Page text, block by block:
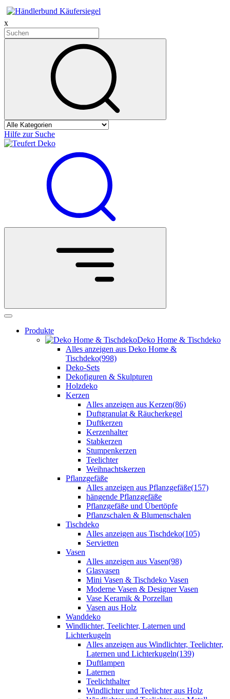
x
Hilfe zur Suche
Produkte
Deko Home & Tischdeko
Alles anzeigen aus Deko Home &
Tischdeko(998)
Deko-Sets
Dekofiguren & Skulpturen
Holzdeko
Kerzen
Alles anzeigen aus Kerzen(86)
Duftgranulat & Räucherkegel
Duftkerzen
Kerzenhalter
Stabkerzen
Stumpenkerzen
Teelichter
Weihnachtskerzen
Pflanzgefäße
Alles anzeigen aus Pflanzgefäße(157)
hängende Pflanzgefäße
Pflanzgefäße und Übertöpfe
Pflanzschalen & Blumenschalen
Tischdeko
Alles anzeigen aus Tischdeko(105)
Servietten
Vasen
Alles anzeigen aus Vasen(98)
Glasvasen
Mini Vasen & Tischdeko Vasen
Moderne Vasen & Designer Vasen
Vase Keramik & Porzellan
Vasen aus Holz
Wanddeko
Windlichter, Teelichter, Laternen und
Lichterkugeln
Alles anzeigen aus Windlichter, Teelichter,
Laternen und Lichterkugeln(139)
Duftlampen
Laternen
Teelichthalter
Windlichter und Teelichter aus Holz